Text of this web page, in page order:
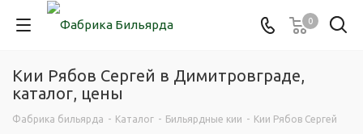
0
Кии Рябов Сергей в Димитровграде,
каталог, цены
Фабрика бильярда - Каталог - Бильярдные кии - Кии Рябов Сергей